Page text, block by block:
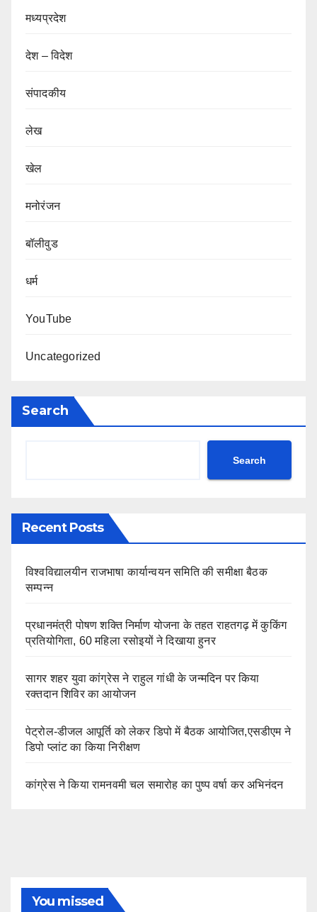
मध्यप्रदेश
देश – विदेश
संपादकीय
लेख
खेल
मनोरंजन
बॉलीवुड
धर्म
YouTube
Uncategorized
Search
Search
Recent Posts
विश्वविद्यालयीन राजभाषा कार्यान्वयन समिति की समीक्षा बैठक
सम्पन्न
प्रधानमंत्री पोषण शक्ति निर्माण योजना के तहत राहतगढ़ में कुकिंग
प्रतियोगिता, 60 महिला रसोइयों ने दिखाया हुनर
सागर शहर युवा कांग्रेस ने राहुल गांधी के जन्मदिन पर किया
रक्तदान शिविर का आयोजन
पेट्रोल-डीजल आपूर्ति को लेकर डिपो में बैठक आयोजित,एसडीएम ने
डिपो प्लांट का किया निरीक्षण
कांग्रेस ने किया रामनवमी चल समारोह का पुष्प वर्षा कर अभिनंदन
You missed